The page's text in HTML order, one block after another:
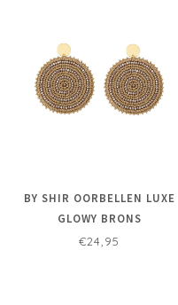
BY SHIR OORBELLEN LUXE
GLOWY BRONS
€24,95